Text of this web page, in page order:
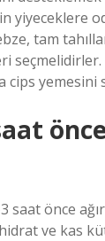
yiyeceklere
tam
seçmelidirler.
cips yemesini
saat önce
ve kas